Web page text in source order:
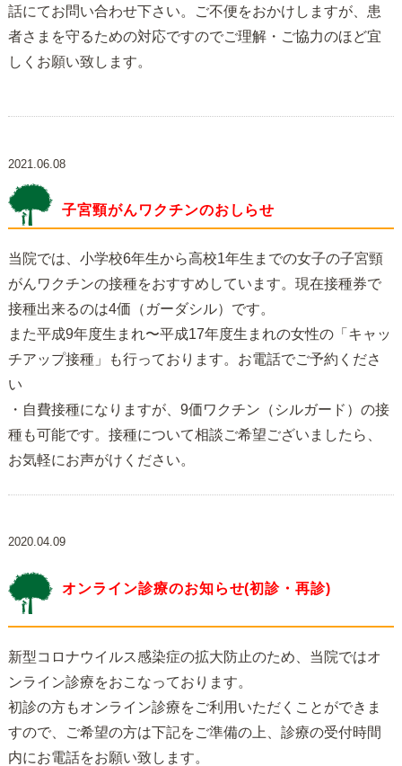
話にてお問い合わせ下さい。ご不便をおかけしますが、患
者さまを守るための対応ですのでご理解・ご協力のほど宜
しくお願い致します。
2021.06.08
子宮頸がんワクチンのおしらせ
当院では、小学校6年生から高校1年生までの女子の子宮頸
がんワクチンの接種をおすすめしています。現在接種券で
接種出来るのは4価（ガーダシル）です。
また平成9年度生まれ〜平成17年度生まれの女性の「キャッ
チアップ接種」も行っております。お電話でご予約くださ
い
・自費接種になりますが、9価ワクチン（シルガード）の接
種も可能です。接種について相談ご希望ございましたら、
お気軽にお声がけください。
2020.04.09
オンライン診療のお知らせ(初診・再診)
新型コロナウイルス感染症の拡大防止のため、当院ではオ
ンライン診療をおこなっております。
初診の方もオンライン診療をご利用いただくことができま
すので、ご希望の方は下記をご準備の上、診療の受付時間
内にお電話をお願い致します。